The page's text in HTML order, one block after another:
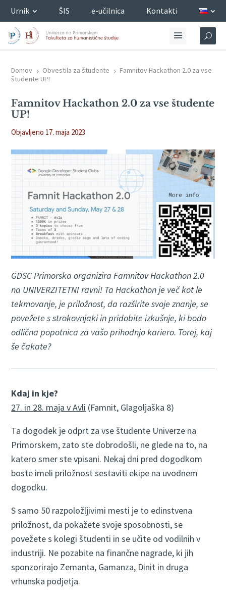
Urnik ŠIS e-učilnica Kontakti
Domov 5 Obvestila za študente 5 Famnitov Hackathon 2.0 za vse
študente UP!
Famnitov Hackathon 2.0 za vse študente
UP!
Objavljeno 17. maja 2023
GDSC Primorska organizira Famnitov Hackathon 2.0
na UNIVERZITETNI ravni! Ta Hackathon je več kot le
tekmovanje, je priložnost, da razširite svoje znanje, se
povežete s strokovnjaki in pridobite izkušnje, ki bodo
odlična popotnica za vašo prihodnjo kariero. Torej, kaj
še čakate?
Kdaj in kje?
27. in 28. maja v Avli (Famnit, Glagoljaška 8)
Ta dogodek je odprt za vse študente Univerze na
Primorskem, zato ste dobrodošli, ne glede na to, na
katero smer ste vpisani. Nekaj ​​dni pred dogodkom
boste imeli priložnost sestaviti ekipe na uvodnem
dogodku.
S samo 50 razpoložljivimi mesti je to edinstvena
priložnost, da pokažete svoje sposobnosti, se
povežete s kolegi študenti in se učite od vodilnih v
industriji. Ne pozabite na finančne nagrade, ki jih
sponzorirajo Zemanta, Gamanza, Dinit in druga
vrhunska podjetja.